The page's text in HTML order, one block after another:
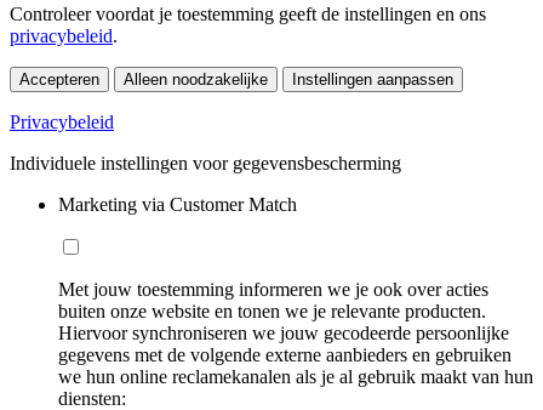
Controleer voordat je toestemming geeft de instellingen en ons
privacybeleid.
Accepteren Alleen noodzakelijke Instellingen aanpassen
Privacybeleid
Individuele instellingen voor gegevensbescherming
Marketing via Customer Match
Met jouw toestemming informeren we je ook over acties
buiten onze website en tonen we je relevante producten.
Hiervoor synchroniseren we jouw gecodeerde persoonlijke
gegevens met de volgende externe aanbieders en gebruiken
we hun online reclamekanalen als je al gebruik maakt van hun
diensten: